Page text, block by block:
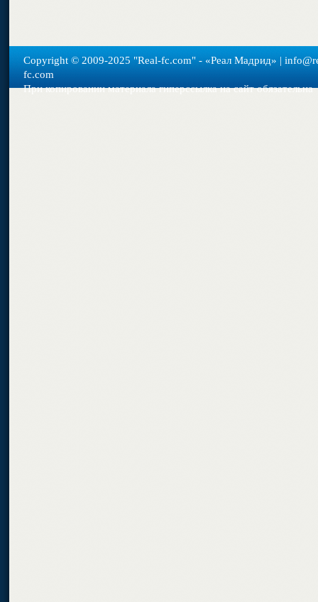
Copyright © 2009-2025 "Real-fс.com" - «Реал Мадрид» |
fc.com
При копировании материала гиперссылка на сайт обязательна